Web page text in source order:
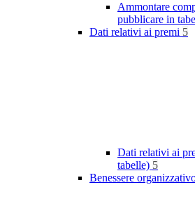
Ammontare
pubblicare in
Dati relativi ai premi 5
Dati relativi ai
tabelle) 5
Benessere